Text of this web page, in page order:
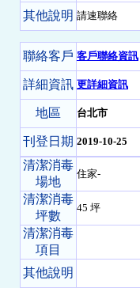
其他說明 請速聯絡
聯絡客戶 客戶聯絡資訊
詳細資訊 更詳細資訊
地區 台北市
刊登日期 2019-10-25
清潔消毒
場地
住家-
清潔消毒
坪數
45 坪
清潔消毒
項目
其他說明